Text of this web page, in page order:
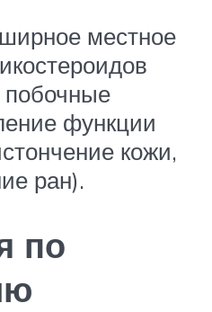
местное
функции
кожи,
ран).
по